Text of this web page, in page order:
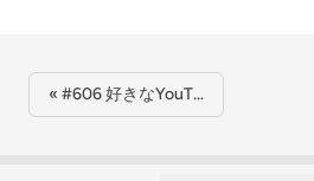
« #606 好きなYouT…